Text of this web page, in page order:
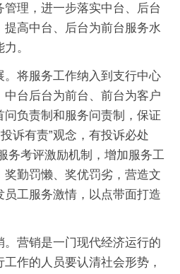
理，进一步落实中台、后台
高中台、后台为前台服务水
。
。将服务工作纳入到支行中心
台后台为前台、前台为客户
问负责制和服务问责制，保证
诉有责”观念，有投诉必处
务考评激励机制，增加服务工
勤罚懒、奖优罚劣，营造文
工服务激情，以点带面打造
。营销是一门现代经济运行的
作的人员要认清社会形势，